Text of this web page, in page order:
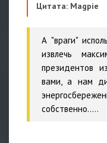
Цитата: Magpie
А "враги"
извлечь
президентов
вами, а нам
собственно.....